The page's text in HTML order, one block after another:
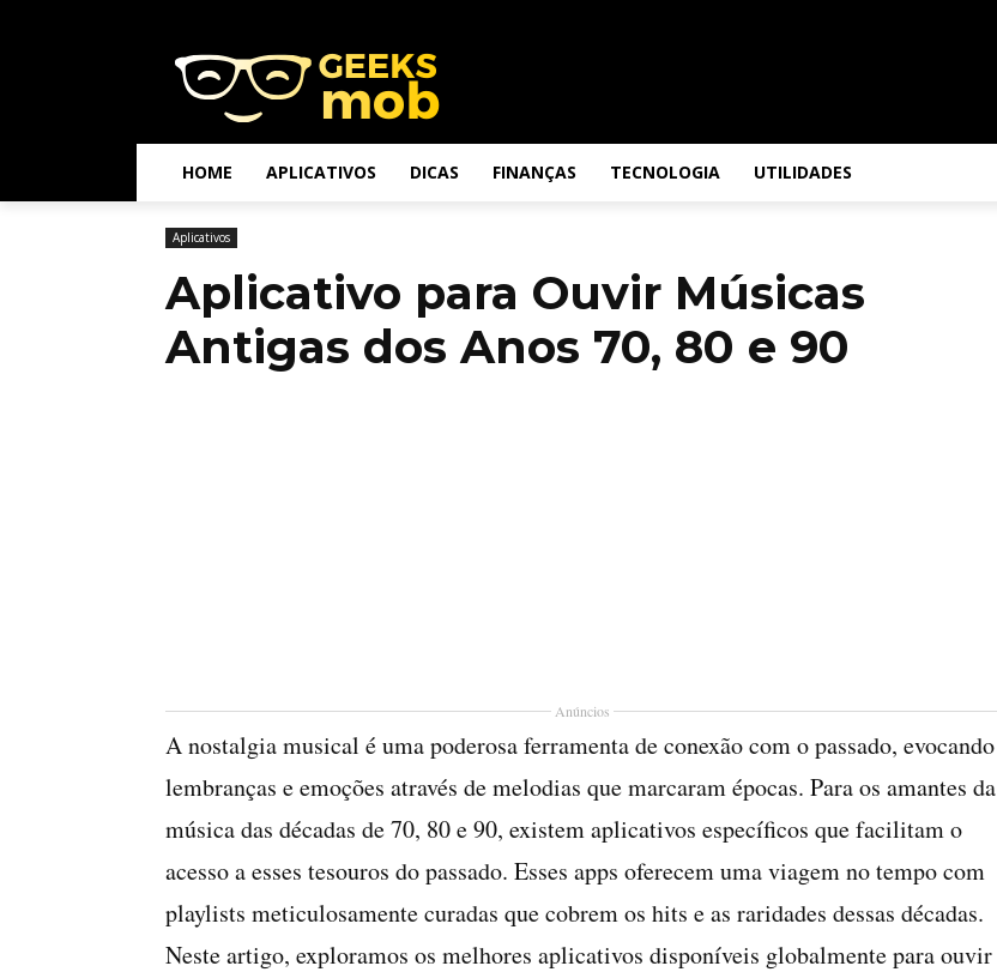
HOME APLICATIVOS DICAS FINANÇAS TECNOLOGIA UTILIDADES
Aplicativos
Aplicativo para Ouvir Músicas
Antigas dos Anos 70, 80 e 90
Anúncios
A nostalgia musical é uma poderosa ferramenta de conexão com o passado, evocando
lembranças e emoções através de melodias que marcaram épocas. Para os amantes da
música das décadas de 70, 80 e 90, existem aplicativos específicos que facilitam o
acesso a esses tesouros do passado. Esses apps oferecem uma viagem no tempo com
playlists meticulosamente curadas que cobrem os hits e as raridades dessas décadas.
Neste artigo, exploramos os melhores aplicativos disponíveis globalmente para ouvir